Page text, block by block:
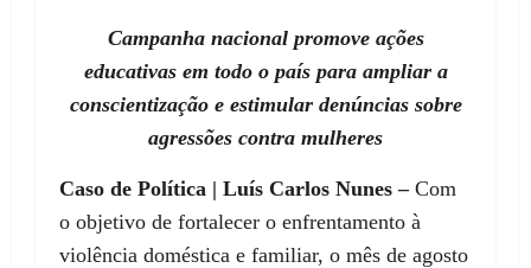
Campanha nacional promove ações
educativas em todo o país para ampliar a
conscientização e estimular denúncias sobre
agressões contra mulheres
Caso de Política | Luís Carlos Nunes –Com
o objetivo de fortalecer o enfrentamento à
violência doméstica e familiar, o mês de agosto